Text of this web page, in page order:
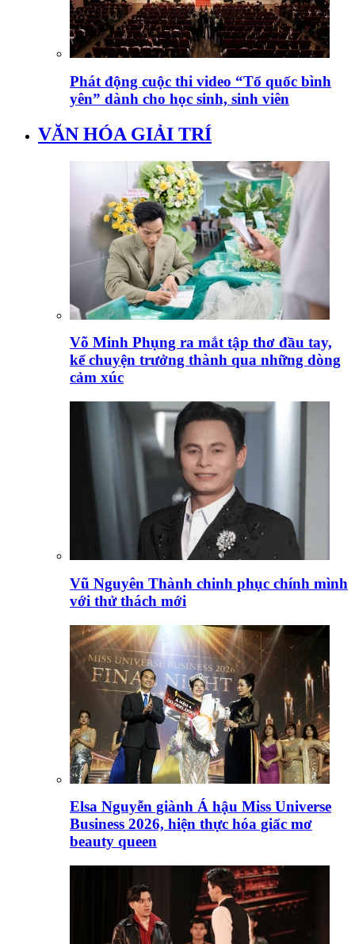
Phát động cuộc thi video “Tổ quốc bình
yên” dành cho học sinh, sinh viên
VĂN HÓA GIẢI TRÍ
Võ Minh Phụng ra mắt tập thơ đầu tay,
kể chuyện trưởng thành qua những dòng
cảm xúc
Vũ Nguyên Thành chinh phục chính mình
với thử thách mới
Elsa Nguyễn giành Á hậu Miss Universe
Business 2026, hiện thực hóa giấc mơ
beauty queen